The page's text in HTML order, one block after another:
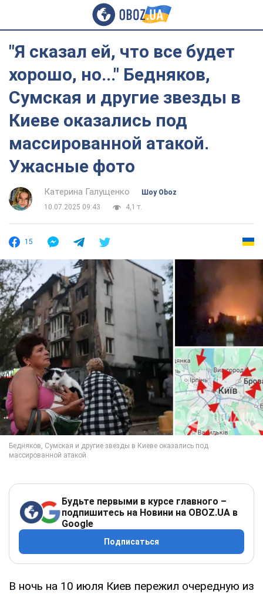
"Я сказал ей, что все будет
хорошо, но..." Бедняков,
Сумская и другие звезды в
Киеве оказались под
массированной атакой.
Ужасные фото
Катерина Галущенко
Шоу Oboz
10.07.2025 09:43
4,1 т.
15
Будьте первыми в курсе главного –
подпишитесь на Новини на OBOZ.UA в
Google
Подписаться
В ночь на 10 июля Киев пережил очередную из